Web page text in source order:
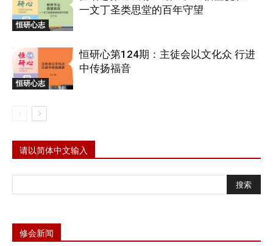
恒研心志
一文丁圣类思堂的百年守望
恒研心志
恒研心第124期：主徒会以文化众 行进
中传扬福音
请以简体中文输入
修会新闻